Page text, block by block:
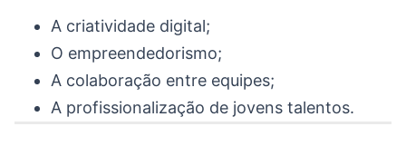
A criatividade digital;
O empreendedorismo;
A colaboração entre equipes;
A profissionalização de jovens talentos.